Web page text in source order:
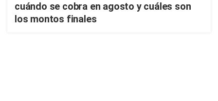
cuándo se cobra en agosto y cuáles son
los montos finales